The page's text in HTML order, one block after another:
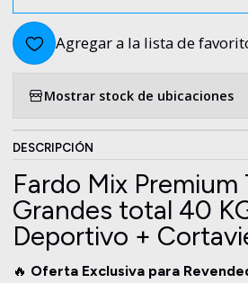
Agregar a la lista de
Mostrar stock de ubicaciones
DESCRIPCIÓN
Fardo Mix Premium
Grandes total 40
Deportivo +
🔥 Oferta Exclusiva para